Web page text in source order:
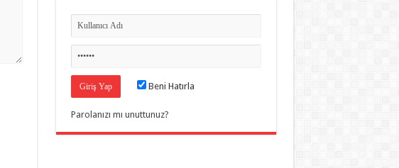
Beni Hatırla
Parolanızı mı unuttunuz?